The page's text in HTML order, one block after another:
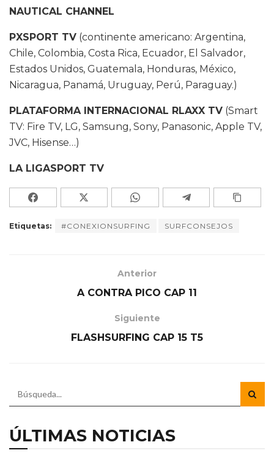
NAUTICAL CHANNEL
PXSPORT TV (continente americano: Argentina,
Chile, Colombia, Costa Rica, Ecuador, El Salvador,
Estados Unidos, Guatemala, Honduras, México,
Nicaragua, Panamá, Uruguay, Perú, Paraguay.)
PLATAFORMA INTERNACIONAL RLAXX TV (Smart
TV: Fire TV, LG, Samsung, Sony, Panasonic, Apple TV,
JVC, Hisense…)
LA LIGASPORT TV
Etiquetas: #CONEXIONSURFING SURFCONSEJOS
Anterior
A CONTRA PICO CAP 11
Siguiente
FLASHSURFING CAP 15 T5
ÚLTIMAS NOTICIAS